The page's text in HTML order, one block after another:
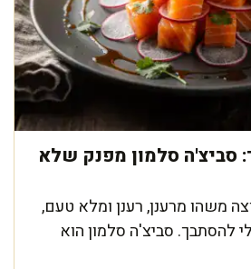
סביצ'ה סלמון מפנק שלא
משהו מרענן, רענן ומלא טעם,
להסתבך. סביצ'ה סלמון הוא